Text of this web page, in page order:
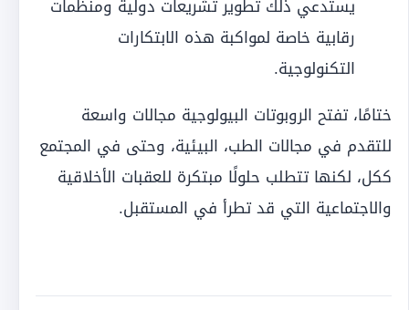
يستدعي ذلك تطوير تشريعات دولية ومنظمات
رقابية خاصة لمواكبة هذه الابتكارات
التكنولوجية.
ختامًا، تفتح الروبوتات البيولوجية مجالات واسعة
للتقدم في مجالات الطب، البيئية، وحتى في المجتمع
ككل، لكنها تتطلب حلولًا مبتكرة للعقبات الأخلاقية
والاجتماعية التي قد تطرأ في المستقبل.